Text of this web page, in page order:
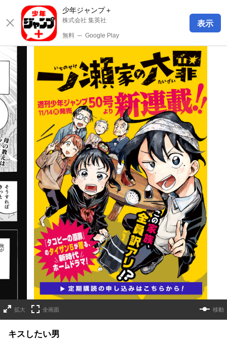
少年ジャンプ＋
株式会社 集英社
無料 ─ Google Play
表示
詳細ページへのリンク
拡大 全画面 移動
キスしたい男